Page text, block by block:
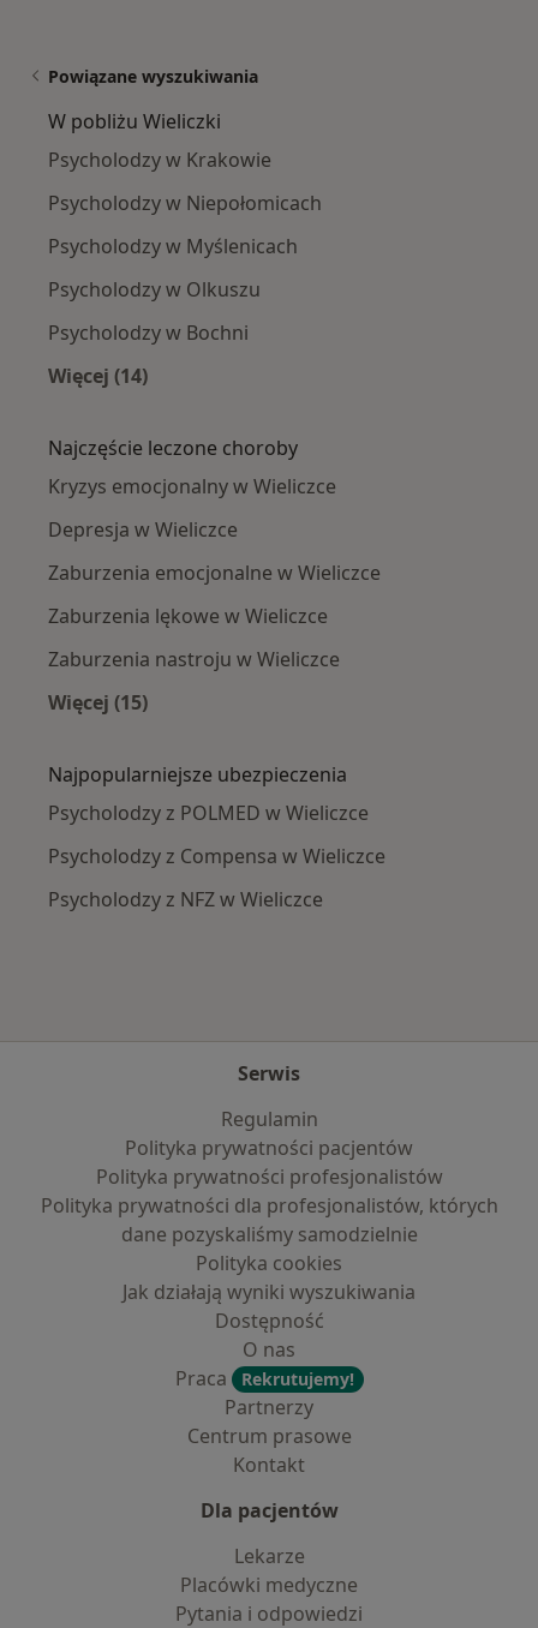
Powiązane wyszukiwania
W pobliżu Wieliczki
Psycholodzy w Krakowie
Psycholodzy w Niepołomicach
Psycholodzy w Myślenicach
Psycholodzy w Olkuszu
Psycholodzy w Bochni
Więcej (14)
Najczęście leczone choroby
Kryzys emocjonalny w Wieliczce
Depresja w Wieliczce
Zaburzenia emocjonalne w Wieliczce
Zaburzenia lękowe w Wieliczce
Zaburzenia nastroju w Wieliczce
Więcej (15)
Najpopularniejsze ubezpieczenia
Psycholodzy z POLMED w Wieliczce
Psycholodzy z Compensa w Wieliczce
Psycholodzy z NFZ w Wieliczce
Serwis
Regulamin
Polityka prywatności pacjentów
Polityka prywatności profesjonalistów
Polityka prywatności dla profesjonalistów, których
dane pozyskaliśmy samodzielnie
Polityka cookies
Jak działają wyniki wyszukiwania
Dostępność
O nas
Praca
Rekrutujemy!
Partnerzy
Centrum prasowe
Kontakt
Dla pacjentów
Lekarze
Placówki medyczne
Pytania i odpowiedzi